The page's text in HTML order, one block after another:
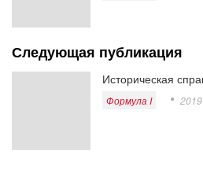
Следующая публикация
Историческая
Формула I